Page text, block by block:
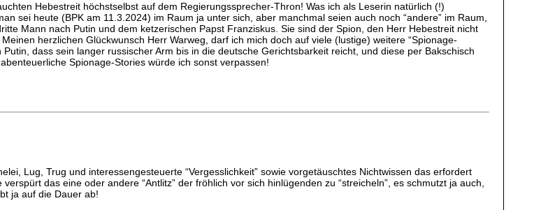
Hebestreit höchstselbst auf dem Regierungssprecher-Thron! Was ich als Leserin natürlich (!)
sei heute (BPK am 11.3.2024) im Raum ja unter sich, aber manchmal seien auch noch “andere” im Raum,
Mann nach Putin und dem ketzerischen Papst Franziskus. Sie sind der Spion, den Herr Hebestreit nicht
herzlichen Glückwunsch Herr Warweg, darf ich mich doch auf viele (lustige) weitere “Spionage-
dass sein langer russischer Arm bis in die deutsche Gerichtsbarkeit reicht, und diese per Bakschisch
Spionage-Stories würde ich sonst verpassen!
Lug, Trug und interessengesteuerte “Vergesslichkeit” sowie vorgetäuschtes Nichtwissen das erfordert
das eine oder andere “Antlitz” der fröhlich vor sich hinlügenden zu “streicheln”, es schmutzt ja auch,
ja auf die Dauer ab!